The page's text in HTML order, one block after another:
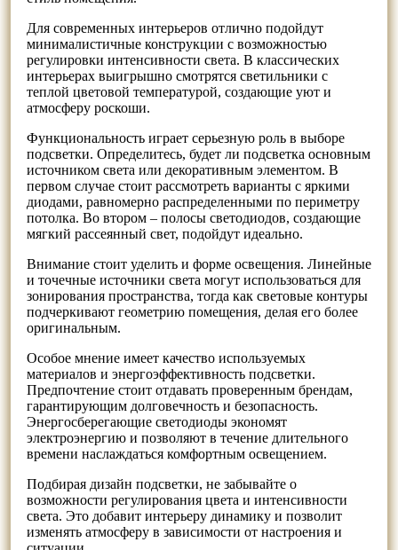
Для современных интерьеров отлично подойдут
минималистичные конструкции с возможностью
регулировки интенсивности света. В классических
интерьерах выигрышно смотрятся светильники с
теплой цветовой температурой, создающие уют и
атмосферу роскоши.
Функциональность играет серьезную роль в выборе
подсветки. Определитесь, будет ли подсветка основным
источником света или декоративным элементом. В
первом случае стоит рассмотреть варианты с яркими
диодами, равномерно распределенными по периметру
потолка. Во втором – полосы светодиодов, создающие
мягкий рассеянный свет, подойдут идеально.
Внимание стоит уделить и форме освещения. Линейные
и точечные источники света могут использоваться для
зонирования пространства, тогда как световые контуры
подчеркивают геометрию помещения, делая его более
оригинальным.
Особое мнение имеет качество используемых
материалов и энергоэффективность подсветки.
Предпочтение стоит отдавать проверенным брендам,
гарантирующим долговечность и безопасность.
Энергосберегающие светодиоды экономят
электроэнергию и позволяют в течение длительного
времени наслаждаться комфортным освещением.
Подбирая дизайн подсветки, не забывайте о
возможности регулирования цвета и интенсивности
света. Это добавит интерьеру динамику и позволит
изменять атмосферу в зависимости от настроения и